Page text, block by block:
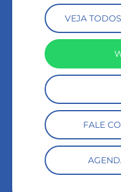
VEJA
FALE